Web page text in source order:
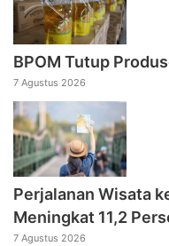
BPOM Tutup
7 Agustus 2026
Perjalanan Wisata
Meningkat 11,2
7 Agustus 2026